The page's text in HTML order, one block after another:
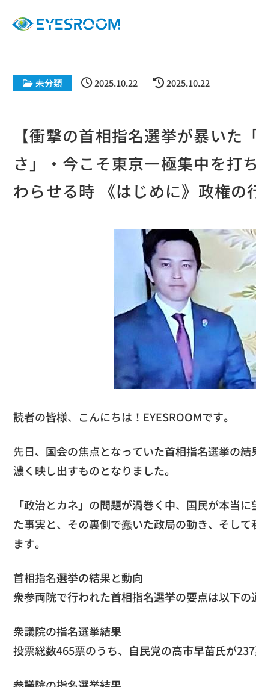
未分類 2025.10.22 2025.10.22
【衝撃の首相指名選挙が暴い
さ」・今こそ東京一極集中を打
わらせる時 《はじめに》政権の
読者の皆様、こんにちは！EYESROOMです。
先日、国会の焦点となっていた首相指名選挙の
濃く映し出すものとなりました。
「政治とカネ」の問題が渦巻く中、国民が本当
た事実と、その裏側で蠢いた政局の動き、そし
ます。
首相指名選挙の結果と動向
衆参両院で行われた首相指名選挙の要点は以下の
衆議院の指名選挙結果
投票総数465票のうち、自民党の高市早苗氏が